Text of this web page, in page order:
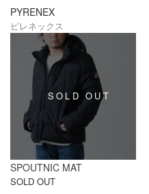
PYRENEX
ピレネックス
SPOUTNIC MAT
SOLD OUT